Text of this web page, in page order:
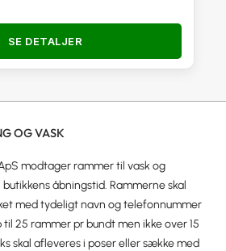
SE DETALJER
OG VASK
modtager rammer til vask og
åbningstid. Rammerne skal
med tydeligt navn og telefonnummer
25 rammer pr bundt men ikke over 15
skal afleveres i poser eller sække med